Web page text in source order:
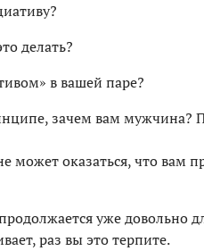
делать?
в вашей паре?
зачем вам мужчина?
может оказаться, что вам
уже довольно
раз вы это терпите.